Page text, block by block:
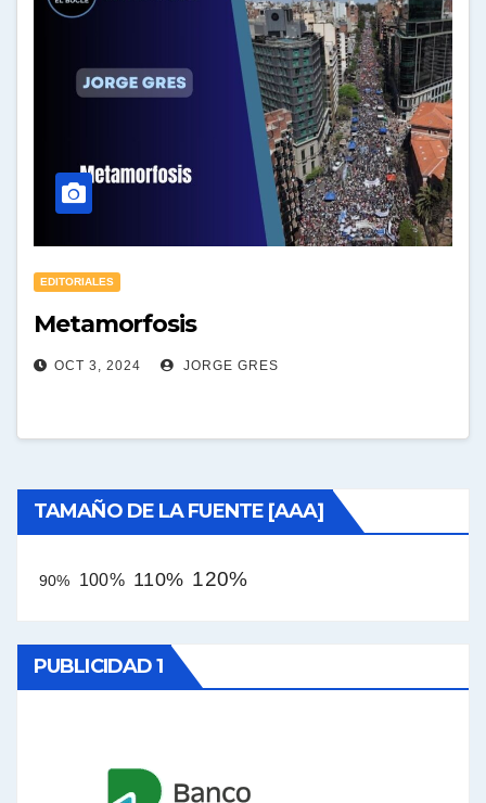
EDITORIALES
Metamorfosis
OCT 3, 2024 JORGE GRES
TAMAÑO DE LA FUENTE [AAA]
90% 100% 110% 120%
PUBLICIDAD 1